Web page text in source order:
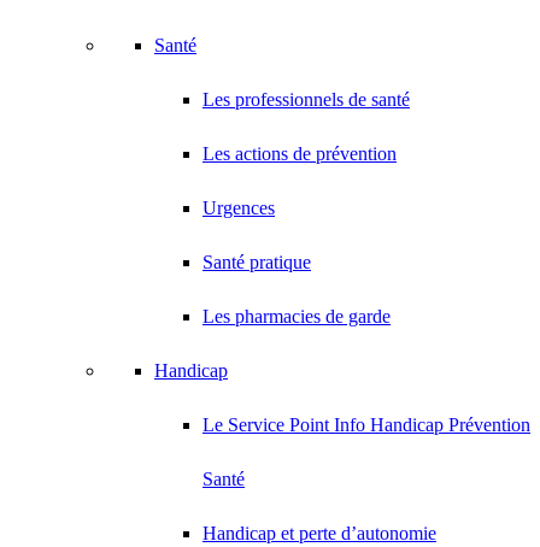
Santé
Les professionnels de santé
Les actions de prévention
Urgences
Santé pratique
Les pharmacies de garde
Handicap
Le Service Point Info Handicap Prévention
Santé
Handicap et perte d’autonomie